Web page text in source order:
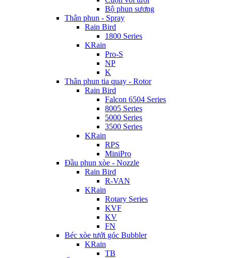
Bộ phun sương
Thân phun - Spray
Rain Bird
1800 Series
KRain
Pro-S
NP
K
Thân phun tia quay - Rotor
Rain Bird
Falcon 6504 Series
8005 Series
5000 Series
3500 Series
KRain
RPS
MiniPro
Đầu phun xòe - Nozzle
Rain Bird
R-VAN
KRain
Rotary Series
KVF
KV
FN
Béc xòe tưới góc Bubbler
KRain
TB